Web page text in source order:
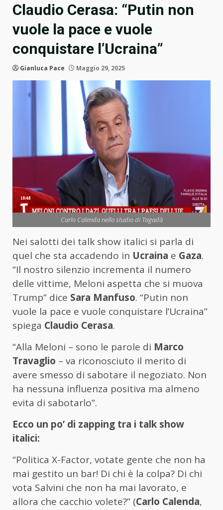
Claudio Cerasa: “Putin non
vuole la pace e vuole
conquistare l’Ucraina”
Gianluca Pace Maggio 29, 2025
Carlo Calenda nello studio di Tagadà
Nei salotti dei talk show italici si parla di
quel che sta accadendo in Ucraina e Gaza.
“Il nostro silenzio incrementa il numero
delle vittime, Meloni aspetta che si muova
Trump” dice Sara Manfuso. “Putin non
vuole la pace e vuole conquistare l’Ucraina”
spiega Claudio Cerasa.
“Alla Meloni – sono le parole di Marco
Travaglio – va riconosciuto il merito di
avere smesso di sabotare il negoziato. Non
ha nessuna influenza positiva ma almeno
evita di sabotarlo”.
Ecco un po’ di zapping tra i talk show
italici:
“Politica X-Factor, votate gente che non ha
mai gestito un bar! Di chi è la colpa? Di chi
vota Salvini che non ha mai lavorato, e
allora che cacchio volete?” (Carlo Calenda,